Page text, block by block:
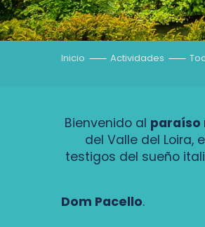
Inicio Actividades
Bienvenido al paraíso
del Valle del Loira,
testigos del sueño
Dom Pacello.